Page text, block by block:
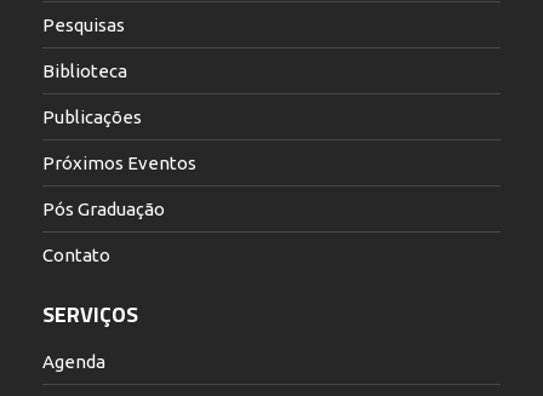
Pesquisas
Biblioteca
Publicações
Próximos Eventos
Pós Graduação
Contato
SERVIÇOS
Agenda